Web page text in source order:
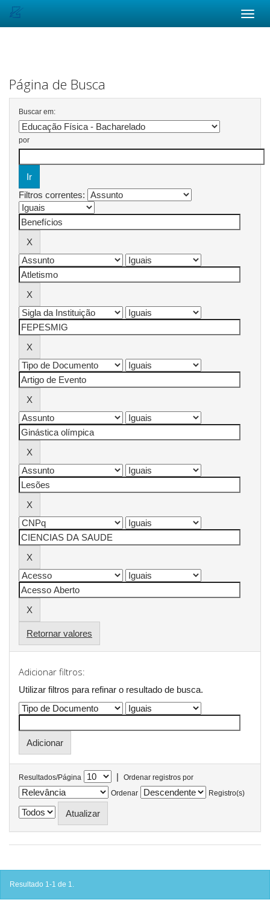
Página de Busca
Buscar em:
por
Filtros correntes:
Retornar valores
Adicionar filtros:
Utilizar filtros para refinar o resultado de busca.
Resultados/Página |
Ordenar registros por
Ordenar
Registro(s)
Resultado 1-1 de 1.